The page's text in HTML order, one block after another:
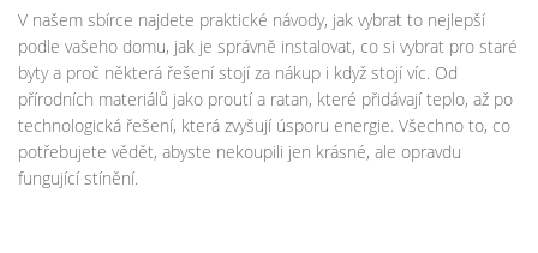
V našem sbírce najdete praktické návody, jak vybrat to nejlepší
podle vašeho domu, jak je správně instalovat, co si vybrat pro staré
byty a proč některá řešení stojí za nákup i když stojí víc. Od
přírodních materiálů jako proutí a ratan, které přidávají teplo, až po
technologická řešení, která zvyšují úsporu energie. Všechno to, co
potřebujete vědět, abyste nekoupili jen krásné, ale opravdu
fungující stínění.